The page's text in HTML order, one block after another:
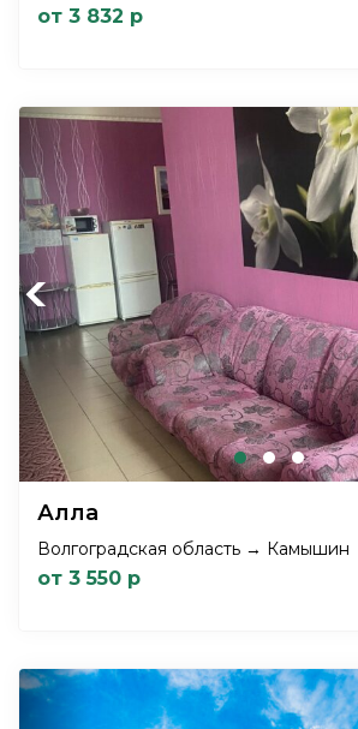
от 3 832 р
Previous
Алла
Волгоградская область → Камышин
от 3 550 р